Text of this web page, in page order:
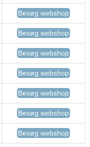
Besøg webshop
Besøg webshop
Besøg webshop
Besøg webshop
Besøg webshop
Besøg webshop
Besøg webshop